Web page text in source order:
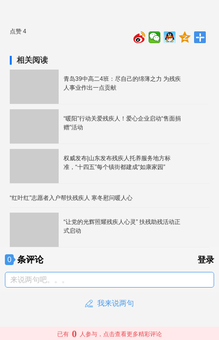
点赞 4
相关阅读
青岛39中高二4班：尽自己的绵薄之力 为残疾
人事业作出一点贡献
“暖阳”行动关爱残疾人！爱心企业启动“售面捐
赠”活动
权威发布|山东发布残疾人托养服务地方标
准，“十四五”每个镇街都建成“如康家园”
“红叶红”志愿者入户帮扶残疾人 寒冬慰问暖人心
“让党的光辉照耀残疾人心灵” 扶残助残活动正
式启动
0 条评论 登录
来说两句吧。。。
我来说两句
已有 0 人参与，点击查看更多精彩评论